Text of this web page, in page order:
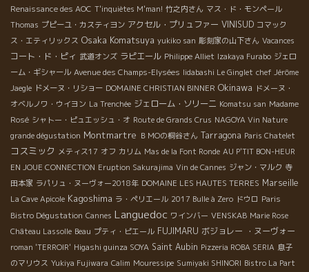
Renaissance des AOC T'inquiètes M'man! 竹之内さん マス・ド・モンペール
Thomas プピーユ・カスティヨン アクセル・プリュファー VINISUD コマック
ス・エティリックス Osaka Komatsuya yukiko san 彫刻家の山下さん Vacances
コート・ド・ピィ 武道オンズ ラピエール Philippe Alliet Izakaya Furabo ジェロ
ーム・ギシャール Avenue des Champs-Elysées Iidabashi Le Ginglet chef Jérôme
Jaegle ドメーヌ・リショー DOMAINE CHRISTIAN BINNER Okinawa ドメーヌ・
オベルノワ・ウイヨン La Trenchée ジェローム・ソリーニ Komatsu san Madame
Rosé シャトー・ピュエッシュ・オ Route de Grands Crus NAGOYA Vin Nature
grande dégustation Montmartre ＢＭОの桐谷さん Tarragona Paris Chatelet
コスミック メティス17 オフ カリム Mas de la Font Ronde AU P'TIT BON-HEUR
EN JOUE CONNECTION Eruption Sakurajima Vin de Cannes ジャン・マルク 寺
田本家 ラパリュ・ヌーヴォー2018年 DOMAINE LES HAUTES TERRES Marseille
La Cave Apicole Kagoshima ラ・ペリエール 2017 Bulle à Zero ドウロ Paris
Bistro Dégustation Cannes Languedoc ワインバー VENSKAB Marie Rose
Château Lassolle Beau プティ・ピエール FUJIMARU ボジョレー ・ヌーヴォー
roman 'TERROIR' Higashi guinza SOYA Saint Aubin Pizzeria ROBA SERIA 息子
のマリウス Yukiya Fujiwara Calim Mouressipe Sumiyaki SHINORI Bistro La Part